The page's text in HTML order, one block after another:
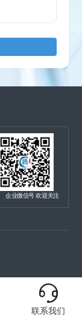
企业微信号 欢迎关注
联系我们